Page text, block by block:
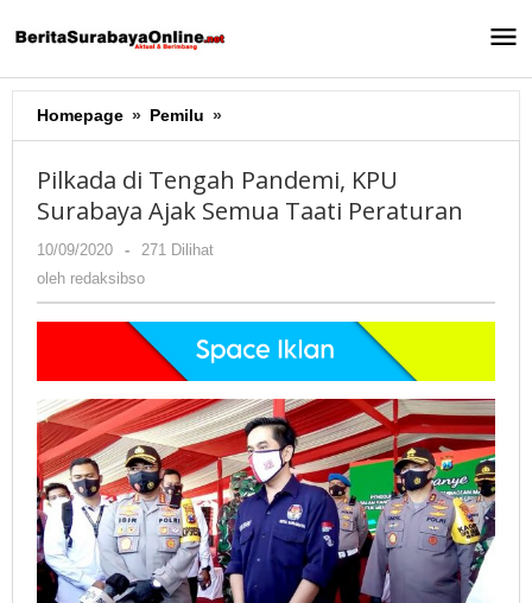
ke
Homepage » Pemilu »
di
Pandemi,
KPU
Peraturan
Pilkada di Tengah Pandemi, KPU
Surabaya Ajak Semua Taati Peraturan
10/09/2020
oleh
redaksibso
-
271 Dilihat
oleh redaksibso